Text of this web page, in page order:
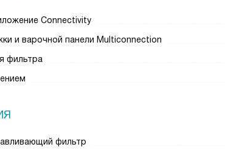
Connectivity
и варочной панели Multiconnection
фильтра
фильтр